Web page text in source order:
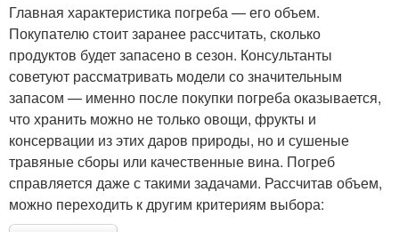
Главная характеристика погреба — его объем.
Покупателю стоит заранее рассчитать, сколько
продуктов будет запасено в сезон. Консультанты
советуют рассматривать модели со значительным
запасом — именно после покупки погреба оказывается,
что хранить можно не только овощи, фрукты и
консервации из этих даров природы, но и сушеные
травяные сборы или качественные вина. Погреб
справляется даже с такими задачами. Рассчитав объем,
можно переходить к другим критериям выбора: